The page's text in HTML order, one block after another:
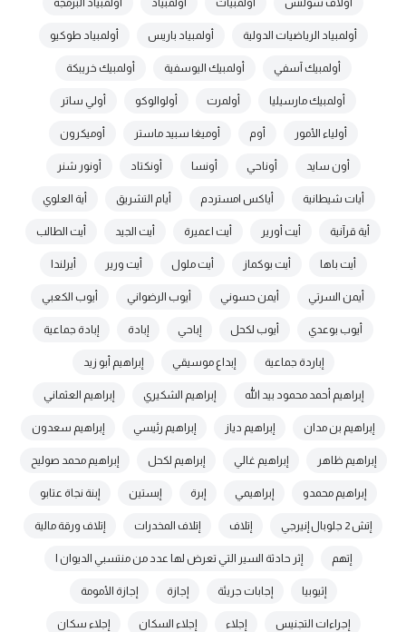
أولاف شولتس أولمبيات أولمبياد أولمبياد البرمجة
أولمبياد الرياضيات الدولية أولمبياد باريس أولمبياد طوكيو
أولمبيك آسفي أولمبيك اليوسفية أولمبيك خريبكة
أولمبيك مارسيليا أولمرت أولوالوكو أولي ساتر
أولياء الأمور أوم أوميغا سبيد ماستر أوميكرون
أون سايد أوناحي أونسا أونكتاد أونور شنر
أيات شيطانية أياكس امستردم أيام التشريق أية العلوي
أية قرآنية أيت أورير أيت اعميرة أيت الجيد أيت الطالب
أيت باها أيت بوكماز أيت ملول أيت ورير أيرلندا
أيمن السرتي أيمن حسوني أيوب الرضواني أيوب الكعبي
أيوب بوعدي أيوب لكحل إباحي إبادة إبادة جماعية
إباردة جماعية إبداع موسيقي إبراهيم أبو زيد
إبراهيم أحمد محمود بيد الله إبراهيم الشكيري إبراهيم العثماني
إبراهيم بن مدان إبراهيم دياز إبراهيم رئيسي إبراهيم سعدون
إبراهيم ظاهر إبراهيم غالي إبراهيم لكحل إبراهيم محمد صوليح
إبراهيم محمدو إبراهيمي إبرة إبستين إبنة نجاة عتابو
إتش 2 جلوبال إنيرجي إتلاف إتلاف المخدرات إتلاف ورقة مالية
إتهم إثر حادثة السير التي تعرض لها عدد من منتسبي الديوان ا
إثيوبيا إجابات جريئة إجازة إجازة الأمومة
إجراءات التجنيس إجلاء إجلاء السكان إجلاء سكان